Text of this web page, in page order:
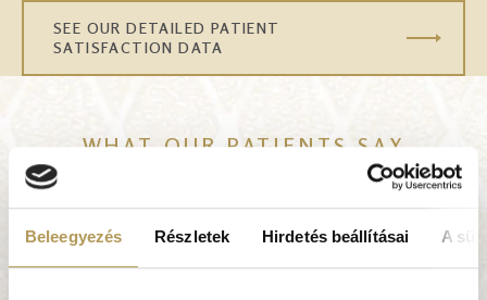
Beleegyezés Részletek Hirdetés beállításai A
SEE OUR DETAILED PATIENT
SATISFACTION DATA
WHAT OUR PATIENTS SAY
Very professional
doctors and nurses. All
staff are very friendly
Image